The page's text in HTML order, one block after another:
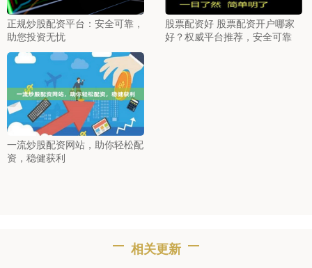
正规炒股配资平台：安全可靠，
助您投资无忧
股票配资好 股票配资开户哪家
好？权威平台推荐，安全可靠
一流炒股配资网站，助你轻松配
资，稳健获利
相关更新